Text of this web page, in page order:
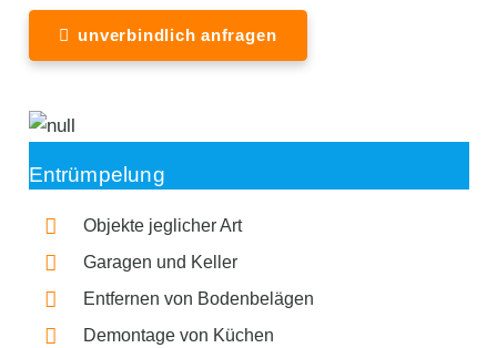
unverbindlich anfragen
Entrümpelung
Objekte jeglicher Art
Garagen und Keller
Entfernen von Bodenbelägen
Demontage von Küchen